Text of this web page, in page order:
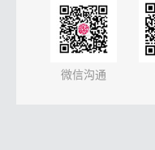
微信沟通